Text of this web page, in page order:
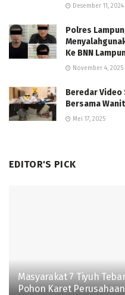
Desember 11, 2024
Polres
Ke BNN
November 4, 2025
Beredar Video
Bersama
Mei 17, 2025
EDITOR'S PICK
Masyarakat 7 Tiyuh
Pohon Karet Perusahaan